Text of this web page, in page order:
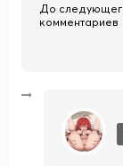
До
комментариев